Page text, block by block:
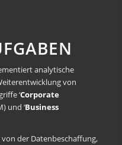
analytische
von
‘Corporate
und ‘Business
der Datenbeschaffung,